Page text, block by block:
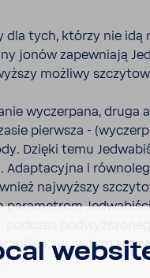
dla tych, którzy nie idą
jonów zapew­niają
możliwy
wyczer­pana, druga
pierwsza -
Dzięki temu
Adap­ta­cyjna i
najwyższy
podczas
np. w tym